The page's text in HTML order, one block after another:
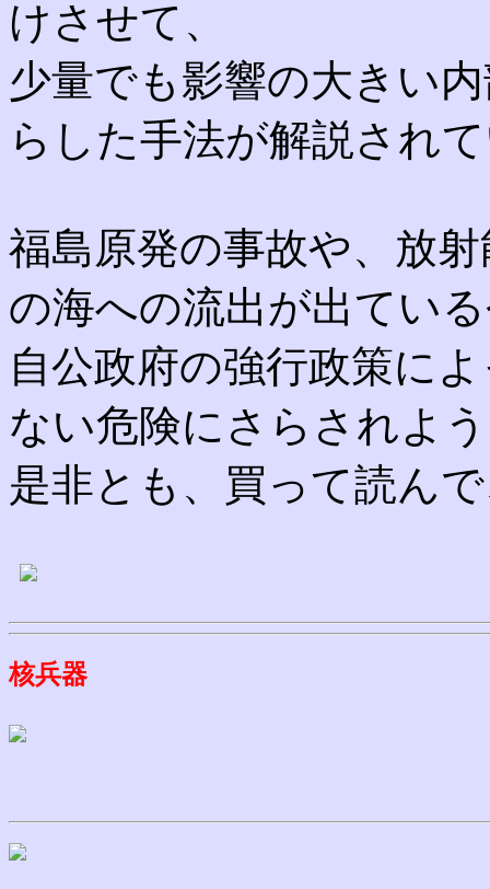
けさせて、
少量でも影響の大きい
らした手法が解説され
福島原発の事故や、放
の海への流出が出てい
自公政府の強行政策に
ない危険にさらされよ
是非とも、買って読ん
核兵器